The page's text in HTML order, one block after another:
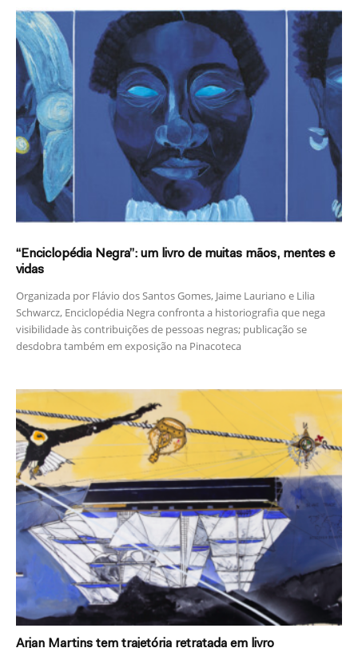
“Enciclopédia Negra”: um livro de muitas mãos, mentes e
vidas
Organizada por Flávio dos Santos Gomes, Jaime Lauriano e Lilia
Schwarcz, Enciclopédia Negra confronta a historiografia que nega
visibilidade às contribuições de pessoas negras; publicação se
desdobra também em exposição na Pinacoteca
Arjan Martins tem trajetória retratada em livro